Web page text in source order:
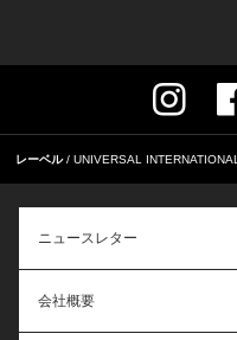
レーベル UNIVERSAL INTERNATIONAL
ニュースレター
会社概要